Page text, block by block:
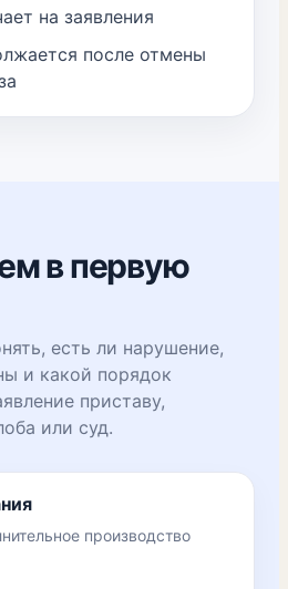
на заявления
после отмены
в первую
есть ли нарушение,
и какой порядок
приставу,
или суд.
производство